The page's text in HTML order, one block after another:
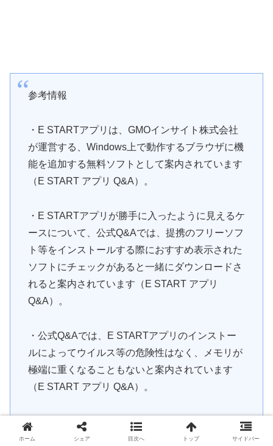
参考情報
・E STARTアプリは、GMOインサイト株式会社
が運営する、Windows上で動作するブラウザに機
能を追加する無料ソフトとして案内されています
（E START アプリ Q&A）。
・E STARTアプリが勝手に入ったように見えるケ
ースについて、公式Q&Aでは、提携のフリーソフ
ト等をインストールする際におすすめ表示された
ソフトにチェックがあると一緒にダウンロードさ
れると案内されています（E START アプリ
Q&A）。
・公式Q&Aでは、E STARTアプリのインストー
ルによってウイルス等の危険性はなく、メモリが
極端に重くなることもないと案内されています
（E START アプリ Q&A）。
・最新のE STARTアプリの推奨環境OSは
Windows 10とWindows 11で、対応ブラウザは
ホーム シェア 目次へ トップ サイドバー